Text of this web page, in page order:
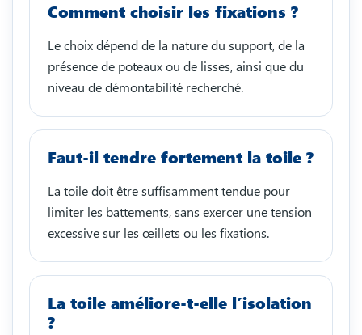
Comment choisir les fixations ?
Le choix dépend de la nature du support, de la
présence de poteaux ou de lisses, ainsi que du
niveau de démontabilité recherché.
Faut-il tendre fortement la toile ?
La toile doit être suffisamment tendue pour
limiter les battements, sans exercer une tension
excessive sur les œillets ou les fixations.
La toile améliore-t-elle l’isolation
?